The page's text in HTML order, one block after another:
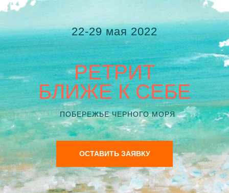
РЕТРИТ
БЛИЖЕ К СЕБЕ
ПОБЕРЕЖЬЕ ЧЕРНОГО МОРЯ
22-29 мая 2022
ОСТАВИТЬ ЗАЯВКУ